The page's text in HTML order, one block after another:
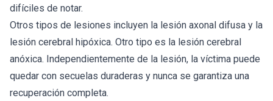
difíciles de notar.
Otros tipos de lesiones incluyen la lesión axonal difusa y la
lesión cerebral hipóxica. Otro tipo es la lesión cerebral
anóxica. Independientemente de la lesión, la víctima puede
quedar con secuelas duraderas y nunca se garantiza una
recuperación completa.